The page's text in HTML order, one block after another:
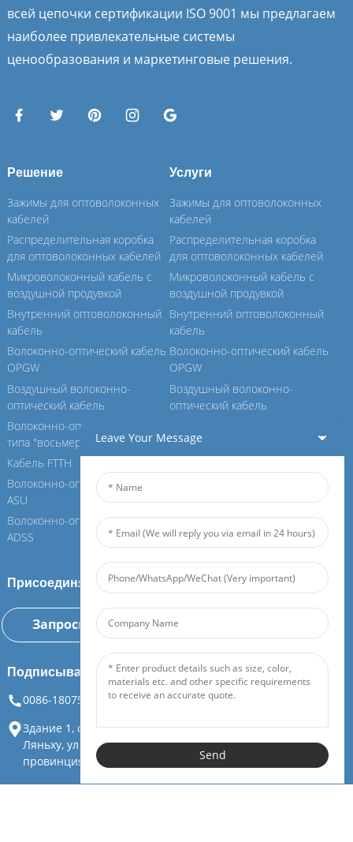
всей цепочки сертификации ISO 9001 мы предлагаем
наиболее привлекательные системы
ценообразования и маркетинговые решения.
Решение
Зажимы для оптоволоконных
кабелей
Распределительная коробка
для оптоволоконных кабелей
Микроволоконный кабель с
воздушной продувкой
Внутренний оптоволоконный
кабель
Волоконно-оптический кабель
OPGW
Воздушный волоконно-
оптический кабель
Волоконно-оптический кабель
типа "восьмерка"
Кабель FTTH
Волоконно-оптический кабель
ASU
Волоконно-оптический кабель
ADSS
Услуги
Зажимы для оптоволоконных
кабелей
Распределительная коробка
для оптоволоконных кабелей
Микроволоконный кабель с
воздушной продувкой
Внутренний оптоволоконный
кабель
Волоконно-оптический кабель
OPGW
Воздушный волоконно-
оптический кабель
типа "восьмерка"
Волоконно-оптический кабель
ASU
Волоконно-оптический кабель
ADSS
Присоединяйтесь к нашему Фейбоеру
Запросить информацию сейчас
Подписывайтесь на нас
0086-18075108880
info@feiboer.com.cn
Здание 1, особняк Чжунцзяньбаобао, № 30, 3-я дорога
Ляньху, улица Тяньдин, район Юэлу, город Чанша,
провинция Хунань
Leave Your Message
Send